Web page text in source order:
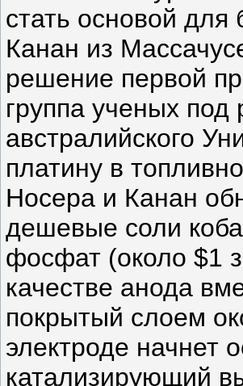
стать основой
Канан из
решение первой
группа ученых
австралийского
платину в
Носера и Канан
дешевые соли
фосфат (около $1
качестве анода
покрытый слоем
электроде начнет
катализирующий